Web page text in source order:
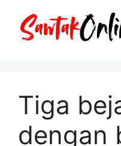
Tiga
dengan